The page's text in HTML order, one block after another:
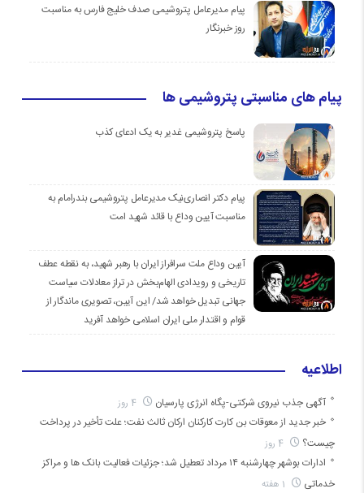
پیام مدیرعامل پتروشیمی صدف خلیج فارس به مناسبت
روز خبرنگار
پیام های مناسبتی پتروشیمی ها
پاسخ پتروشیمی غدیر به یک ادعای کذب
پیام دکتر انصاری‌نیک مدیرعامل پتروشیمی بندرامام به
مناسبت آیین وداع با قائد شهید امت
آیین وداع ملت سرافراز ایران با رهبر شهید، به نقطه عطف
تاریخی و رویدادی الهام‌بخش در تراز معادلات سیاست
جهانی تبدیل خواهد شد/ این آیین، تصویری ماندگار از
قوام و اقتدار ملی ایران اسلامی خواهد آفرید
اطلاعیه
آگهی جذب نیروی شرکتی-پگاه انرژی پارسیان
خبر جدید از معوقات بن کارت کارکنان ارکان ثالث نفت؛ علت تأخیر در پرداخت
چیست؟
ادارات بوشهر چهارشنبه ۱۴ مرداد تعطیل شد؛ جزئیات فعالیت بانک ها و مراکز
خدماتی